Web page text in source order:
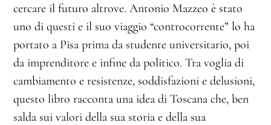
cercare il futuro altrove. Antonio Mazzeo è stato
uno di questi e il suo viaggio “controcorrente” lo ha
portato a Pisa prima da studente universitario, poi
da imprenditore e infine da politico. Tra voglia di
cambiamento e resistenze, soddisfazioni e delusioni,
questo libro racconta una idea di Toscana che, ben
salda sui valori della sua storia e della sua